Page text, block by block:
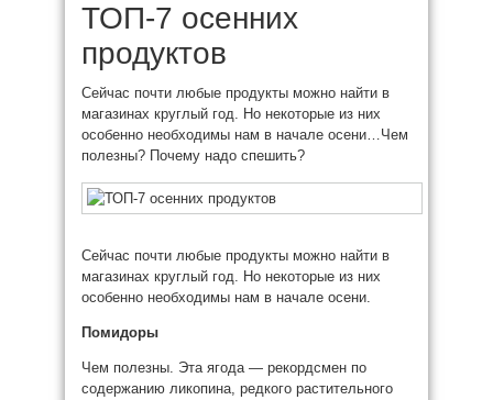
ТОП-7 осенних
продуктов
Сейчас почти любые продукты можно найти в
магазинах круглый год. Но некоторые из них
особенно необходимы нам в начале осени…Чем
полезны? Почему надо спешить?
Сейчас почти любые продукты можно найти в
магазинах круглый год. Но некоторые из них
особенно необходимы нам в начале осени.
Помидоры
Чем полезны. Эта ягода — рекордсмен по
содержанию ликопина, редкого растительного